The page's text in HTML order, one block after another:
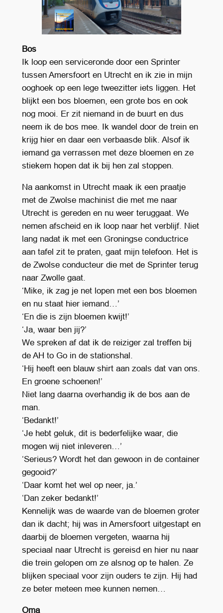
Bos
Ik loop een serviceronde door een Sprinter
tussen Amersfoort en Utrecht en ik zie in mijn
ooghoek op een lege tweezitter iets liggen. Het
blijkt een bos bloemen, een grote bos en ook
nog mooi. Er zit niemand in de buurt en dus
neem ik de bos mee. Ik wandel door de trein en
krijg hier en daar een verbaasde blik. Alsof ik
iemand ga verrassen met deze bloemen en ze
stiekem hopen dat ik bij hen zal stoppen.
Na aankomst in Utrecht maak ik een praatje
met de Zwolse machinist die met me naar
Utrecht is gereden en nu weer teruggaat. We
nemen afscheid en ik loop naar het verblijf. Niet
lang nadat ik met een Groningse conductrice
aan tafel zit te praten, gaat mijn telefoon. Het is
de Zwolse conducteur die met de Sprinter terug
naar Zwolle gaat.
‘Mike, ik zag je net lopen met een bos bloemen
en nu staat hier iemand…’
‘En die is zijn bloemen kwijt!’
‘Ja, waar ben jij?’
We spreken af dat ik de reiziger zal treffen bij
de AH to Go in de stationshal.
‘Hij heeft een blauw shirt aan zoals dat van ons.
En groene schoenen!’
Niet lang daarna overhandig ik de bos aan de
man.
‘Bedankt!’
‘Je hebt geluk, dit is bederfelijke waar, die
mogen wij niet inleveren…’
‘Serieus? Wordt het dan gewoon in de container
gegooid?’
‘Daar komt het wel op neer, ja.’
‘Dan zeker bedankt!’
Kennelijk was de waarde van de bloemen groter
dan ik dacht; hij was in Amersfoort uitgestapt en
daarbij de bloemen vergeten, waarna hij
speciaal naar Utrecht is gereisd en hier nu naar
die trein gelopen om ze alsnog op te halen. Ze
blijken speciaal voor zijn ouders te zijn. Hij had
ze beter meteen mee kunnen nemen…
Oma